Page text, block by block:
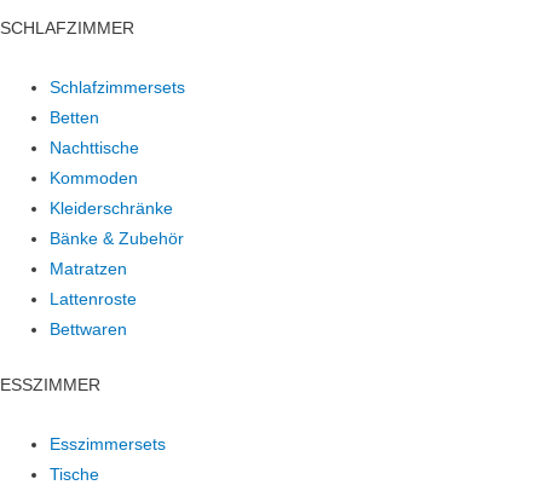
SCHLAFZIMMER
Schlafzimmersets
Betten
Nachttische
Kommoden
Kleiderschränke
Bänke & Zubehör
Matratzen
Lattenroste
Bettwaren
ESSZIMMER
Esszimmersets
Tische